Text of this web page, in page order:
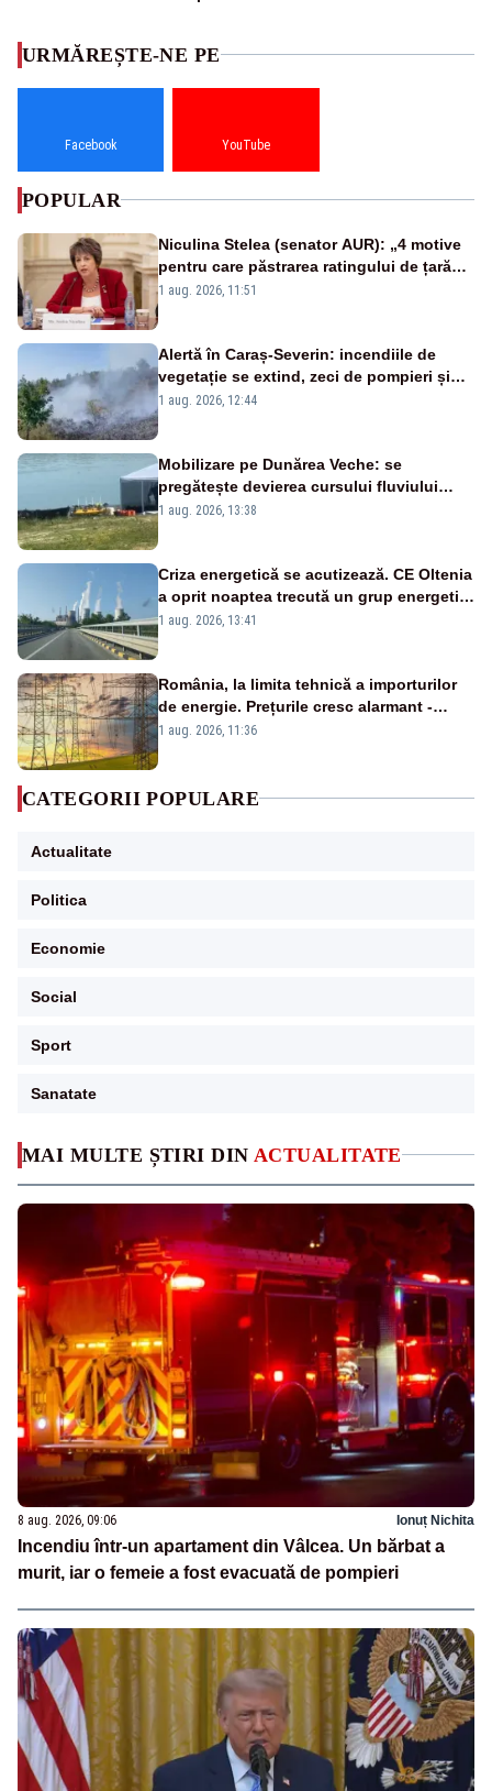
MAI MULTE ȘTIRI DIN ACTUALITATE
8 aug. 2026, 09:06 Ionuț Nichita
Incendiu într-un apartament din Vâlcea. Un bărbat a
murit, iar o femeie a fost evacuată de pompieri
URMĂREȘTE-NE PE
Facebook YouTube
POPULAR
Niculina Stelea (senator AUR): „4 motive
pentru care păstrarea ratingului de țară
nu este o reușită pentru Guvernul
1 aug. 2026, 11:51
Alertă în Caraș-Severin: incendiile de
vegetație se extind, zeci de pompieri și
silvicultori se luptă cu flăcările - VIDEO
1 aug. 2026, 12:44
Mobilizare pe Dunărea Veche: se
pregătește devierea cursului fluviului
către Cernavodă – VIDEO
1 aug. 2026, 13:38
Criza energetică se acutizează. CE Oltenia
a oprit noaptea trecută un grup energetic
de la Rovinari
1 aug. 2026, 13:41
România, la limita tehnică a importurilor
de energie. Prețurile cresc alarmant -
Analiză Realitatea Plus
1 aug. 2026, 11:36
CATEGORII POPULARE
Actualitate
Politica
Economie
Social
Sport
Sanatate